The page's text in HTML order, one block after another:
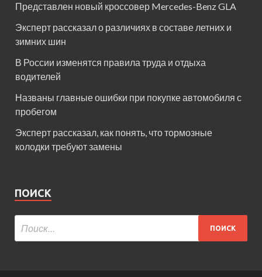
Представлен новый кроссовер Mercedes-Benz GLA
Эксперт рассказал о различиях в составе летних и
зимних шин
В России изменятся правила труда и отдыха
водителей
Названы главные ошибки при покупке автомобиля с
пробегом
Эксперт рассказал, как понять, что тормозные
колодки требуют замены
ПОИСК